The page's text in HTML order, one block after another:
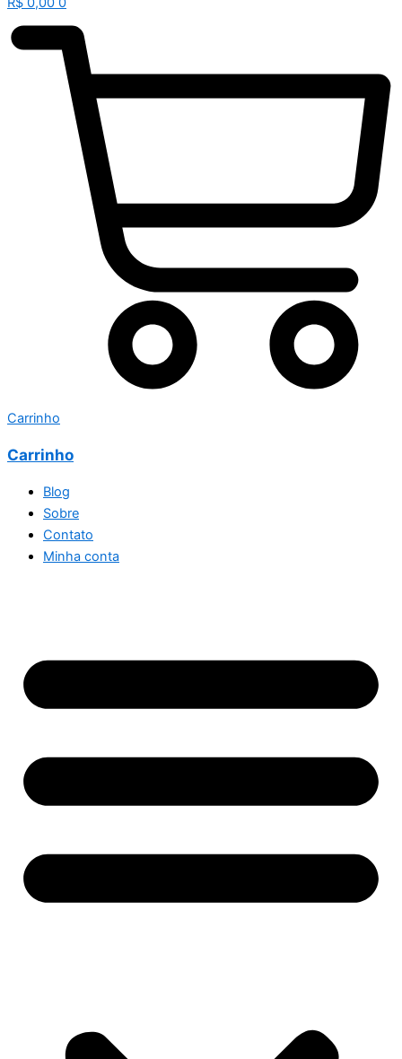
Carrinho
Carrinho
Blog
Sobre
Contato
Minha conta